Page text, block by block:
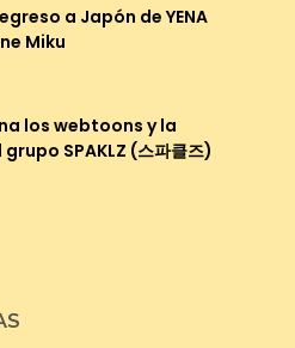
a Japón de YENA
Miku
los webtoons y la
SPAKLZ (스파클즈)